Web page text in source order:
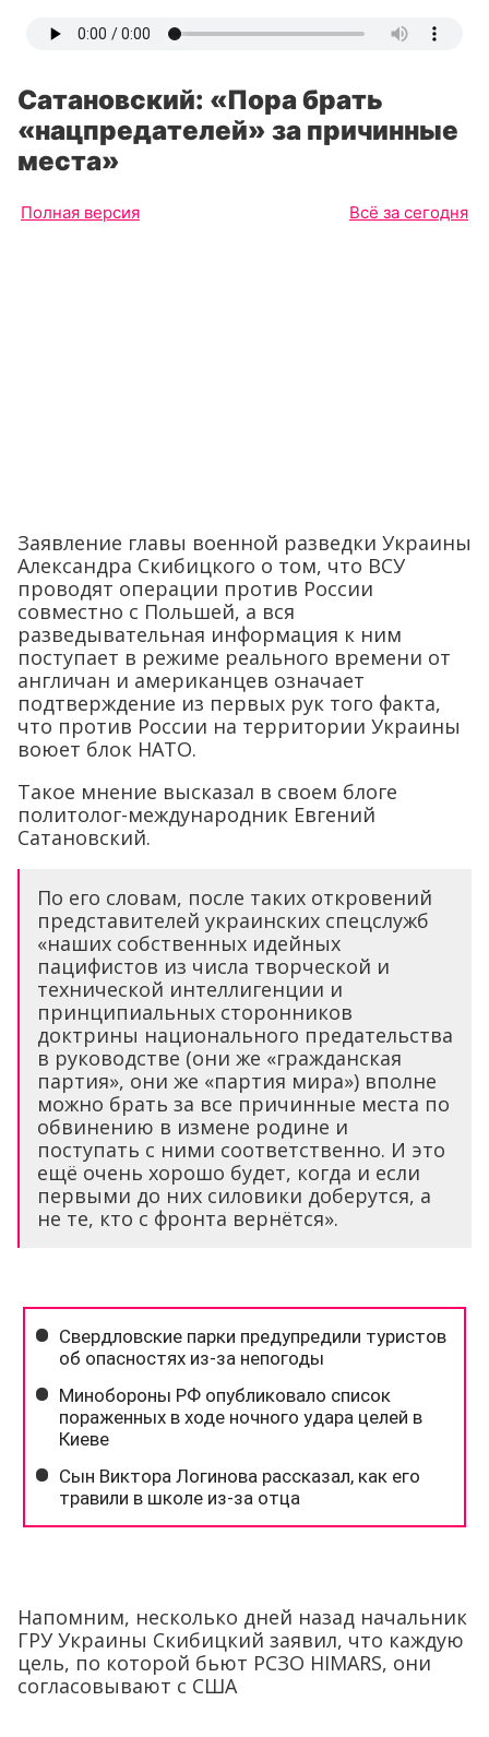
Сатановский: «Пора брать
«нацпредателей» за причинные
места»
Полная версия Всё за сегодня
Заявление главы военной разведки Украины
Александра Скибицкого о том, что ВСУ
проводят операции против России
совместно с Польшей, а вся
разведывательная информация к ним
поступает в режиме реального времени от
англичан и американцев означает
подтверждение из первых рук того факта,
что против России на территории Украины
воюет блок НАТО.
Такое мнение высказал в своем блоге
политолог-международник Евгений
Сатановский.
По его словам, после таких откровений
представителей украинских спецслужб
«наших собственных идейных
пацифистов из числа творческой и
технической интеллигенции и
принципиальных сторонников
доктрины национального предательства
в руководстве (они же «гражданская
партия», они же «партия мира») вполне
можно брать за все причинные места по
обвинению в измене родине и
поступать с ними соответственно. И это
ещё очень хорошо будет, когда и если
первыми до них силовики доберутся, а
не те, кто с фронта вернётся».
Напомним, несколько дней назад начальник
ГРУ Украины Скибицкий заявил, что каждую
цель, по которой бьют РСЗО HIMARS, они
согласовывают с США